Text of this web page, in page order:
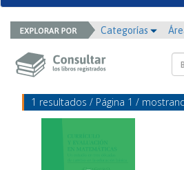
Categorías
1 resultados / Página 1 /